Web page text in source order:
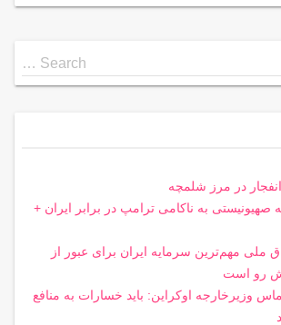
Search …
در مرز شلمچه
صهیونیستی به ناکامی ترامپ در برابر ایران +
ملی مهم‌ترین سرمایه ایران برای عبور از
رو است
وزیرخارجه اوکراین: باید خسارات به منافع